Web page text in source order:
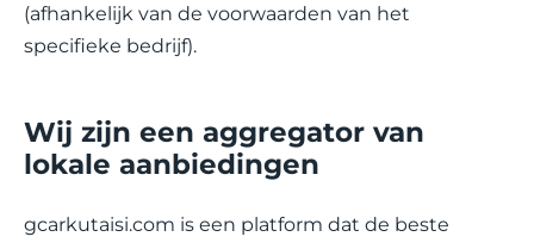
(afhankelijk van de voorwaarden van het
specifieke bedrijf).
Wij zijn een aggregator van
lokale aanbiedingen
gcarkutaisi.com is een platform dat de beste